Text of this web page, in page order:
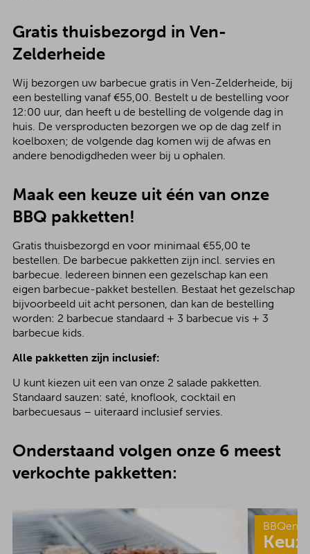
Gratis thuisbezorgd in Ven-
Zelderheide
Wij bezorgen uw barbecue gratis in Ven-Zelderheide, bij
een bestelling vanaf €55,00. Bestelt u de bestelling voor
12:00 uur, dan heeft u de bestelling de volgende dag in
huis. De versproducten bezorgen we op de dag zelf in
koelboxen; de volgende dag komen wij de afwas en
andere benodigdheden weer bij u ophalen.
Maak een keuze uit één van onze
BBQ pakketten!
Gratis thuisbezorgd en voor minimaal €55,00 te
bestellen. De barbecue pakketten zijn incl. servies en
barbecue. Iedereen binnen een gezelschap kan een
eigen barbecue-pakket bestellen. Bestaat het gezelschap
bijvoorbeeld uit acht personen, dan kan de bestelling
worden: 2 barbecue standaard + 3 barbecue vis + 3
barbecue kids.
Alle pakketten zijn inclusief:
U kunt kiezen uit een van onze 2 salade pakketten.
Standaard sauzen: saté, knoflook, cocktail en
barbecuesaus – uiteraard inclusief servies.
Onderstaand volgen onze 6 meest
verkochte pakketten: